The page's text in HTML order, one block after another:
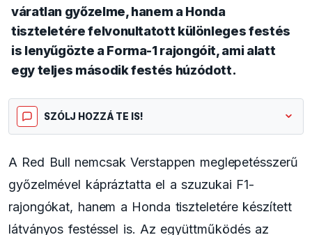
váratlan győzelme, hanem a Honda
tiszteletére felvonultatott különleges festés
is lenyűgözte a Forma-1 rajongóit, ami alatt
egy teljes második festés húzódott.
SZÓLJ HOZZÁ TE IS!
A Red Bull nemcsak Verstappen meglepetésszerű
győzelmével kápráztatta el a szuzukai F1-
rajongókat, hanem a Honda tiszteletére készített
látványos festéssel is. Az együttműködés az